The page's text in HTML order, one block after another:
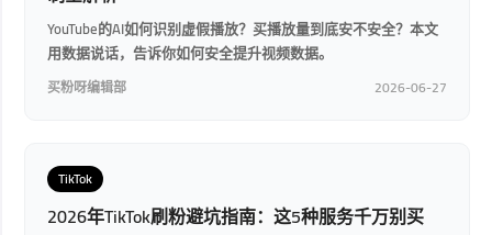
YouTube的AI如何识别虚假播放？买播放量到底安不安全？本文
用数据说话，告诉你如何安全提升视频数据。
买粉呀编辑部 2026-06-27
TikTok
2026年TikTok刷粉避坑指南：这5种服务千万别买